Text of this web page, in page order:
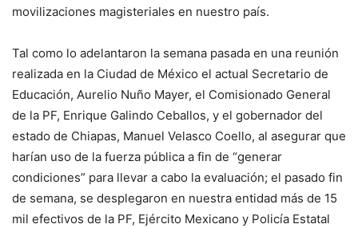
movilizaciones magisteriales en nuestro país.
Tal como lo adelantaron la semana pasada en una reunión
realizada en la Ciudad de México el actual Secretario de
Educación, Aurelio Nuño Mayer, el Comisionado General
de la PF, Enrique Galindo Ceballos, y el gobernador del
estado de Chiapas, Manuel Velasco Coello, al asegurar que
harían uso de la fuerza pública a fin de “generar
condiciones” para llevar a cabo la evaluación; el pasado fin
de semana, se desplegaron en nuestra entidad más de 15
mil efectivos de la PF, Ejército Mexicano y Policía Estatal